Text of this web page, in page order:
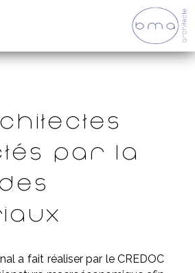
PAR LA
a fait réaliser par le CREDOC